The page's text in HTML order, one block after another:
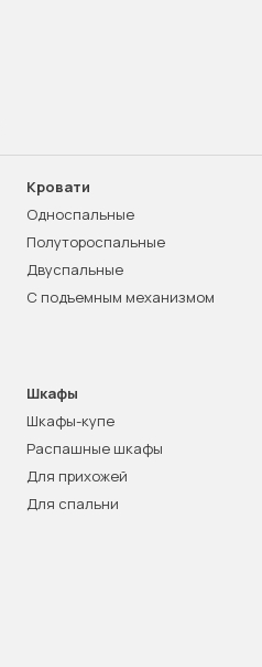
Кровати
Односпальные
Полутороспальные
Двуспальные
С подъемным механизмом
Шкафы
Шкафы-купе
Распашные шкафы
Для прихожей
Для спальни